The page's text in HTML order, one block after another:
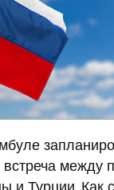
встреча между
и Турции. Как